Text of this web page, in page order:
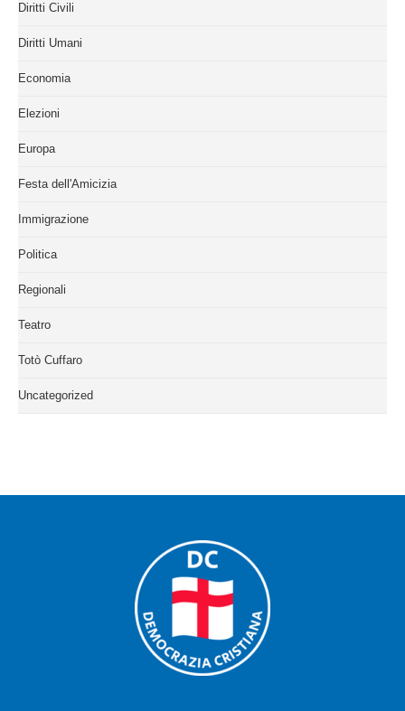
Diritti Civili
Diritti Umani
Economia
Elezioni
Europa
Festa dell'Amicizia
Immigrazione
Politica
Regionali
Teatro
Totò Cuffaro
Uncategorized